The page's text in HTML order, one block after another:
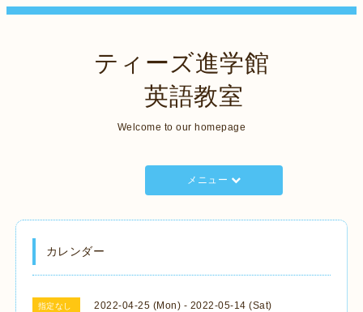
ティーズ進学館
英語教室
Welcome to our homepage
メニュー
カレンダー
指定なし 2022-04-25 (Mon) - 2022-05-14 (Sat)